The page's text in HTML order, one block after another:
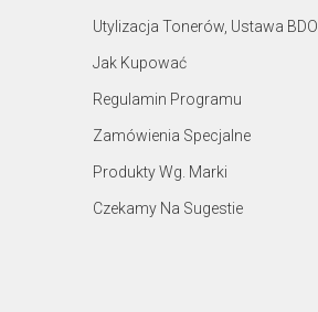
Utylizacja Tonerów, Ustawa BDO
Jak Kupować
Regulamin Programu
Zamówienia Specjalne
Produkty Wg. Marki
Czekamy Na Sugestie